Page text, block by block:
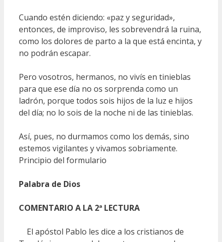
Cuando estén diciendo: «paz y seguridad»,
entonces, de improviso, les sobrevendrá la ruina,
como los dolores de parto a la que está encinta, y
no podrán escapar.
Pero vosotros, hermanos, no vivís en tinieblas
para que ese día no os sorprenda como un
ladrón, porque todos sois hijos de la luz e hijos
del día; no lo sois de la noche ni de las tinieblas.
Así, pues, no durmamos como los demás, sino
estemos vigilantes y vivamos sobriamente.
Principio del formulario
Palabra de Dios
COMENTARIO A LA 2ª LECTURA
El apóstol Pablo les dice a los cristianos de